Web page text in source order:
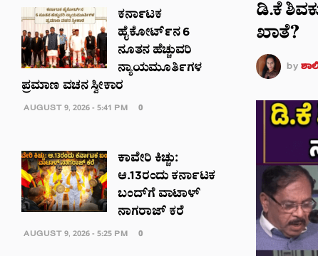
ಡಿ.ಕೆ
ಖಾತೆ?
by
ಕರ್ನಾಟಕ
ಹೈಕೋರ್ಟ್‌ನ 6
ನೂತನ ಹೆಚ್ಚುವರಿ
ನ್ಯಾಯಮೂರ್ತಿಗಳ
ಪ್ರಮಾಣ ವಚನ ಸ್ವೀಕಾರ
AUGUST 9, 2026 - 5:41 PM 0
ಕಾವೇರಿ ಕಿಚ್ಚು:
ಆ.13ರಂದು ಕರ್ನಾಟಕ
ಬಂದ್‌ಗೆ ವಾಟಾಳ್
ನಾಗರಾಜ್ ಕರೆ
AUGUST 9, 2026 - 5:25 PM 0